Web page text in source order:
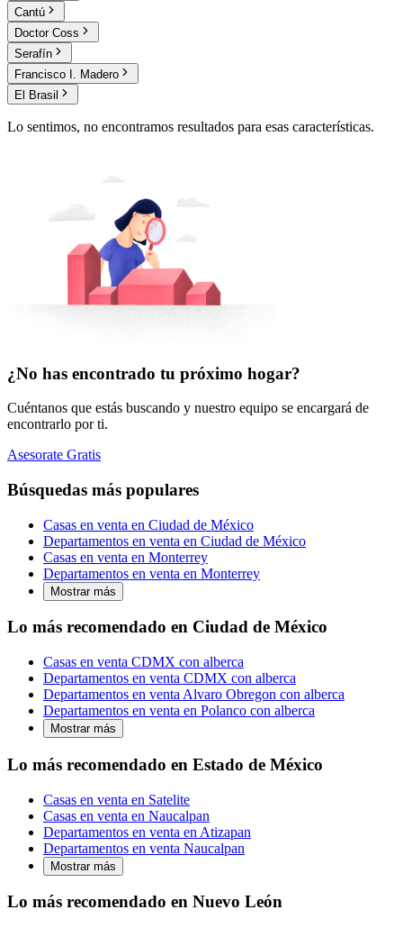
Cantú
Doctor Coss
Serafín
Francisco I. Madero
El Brasil
Lo sentimos, no encontramos resultados para esas características.
¿No has encontrado tu próximo hogar?
Cuéntanos que estás buscando y nuestro equipo se encargará de
encontrarlo por ti.
Asesorate Gratis
Búsquedas más populares
Casas en venta en Ciudad de México
Departamentos en venta en Ciudad de México
Casas en venta en Monterrey
Departamentos en venta en Monterrey
Mostrar más
Lo más recomendado en Ciudad de México
Casas en venta CDMX con alberca
Departamentos en venta CDMX con alberca
Departamentos en venta Alvaro Obregon con alberca
Departamentos en venta en Polanco con alberca
Mostrar más
Lo más recomendado en Estado de México
Casas en venta en Satelite
Casas en venta en Naucalpan
Departamentos en venta en Atizapan
Departamentos en venta Naucalpan
Mostrar más
Lo más recomendado en Nuevo León